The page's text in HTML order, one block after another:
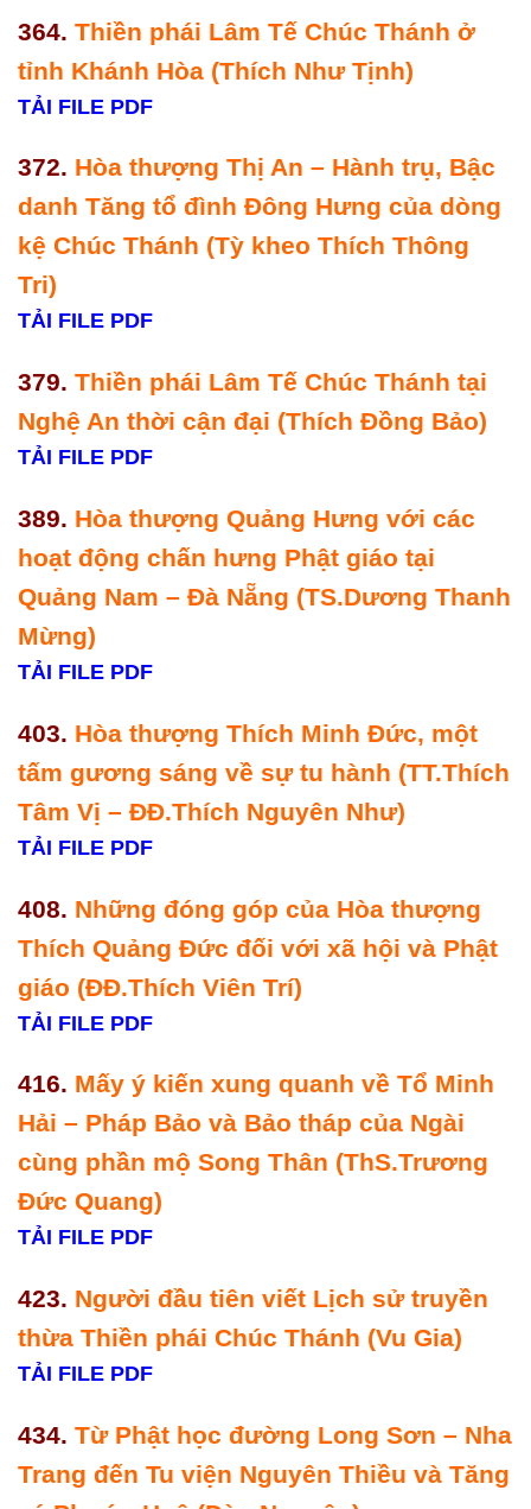
364. Thiền phái Lâm Tế Chúc Thánh ở
tỉnh Khánh Hòa (Thích Như Tịnh)
TẢI FILE PDF
372. Hòa thượng Thị An – Hành trụ, Bậc
danh Tăng tổ đình Đông Hưng của dòng
kệ Chúc Thánh (Tỳ kheo Thích Thông
Tri)
TẢI FILE PDF
379. Thiền phái Lâm Tế Chúc Thánh tại
Nghệ An thời cận đại (Thích Đồng Bảo)
TẢI FILE PDF
389. Hòa thượng Quảng Hưng với các
hoạt động chấn hưng Phật giáo tại
Quảng Nam – Đà Nẵng (TS.Dương Thanh
Mừng)
TẢI FILE PDF
403. Hòa thượng Thích Minh Đức, một
tấm gương sáng về sự tu hành (TT.Thích
Tâm Vị – ĐĐ.Thích Nguyên Như)
TẢI FILE PDF
408. Những đóng góp của Hòa thượng
Thích Quảng Đức đối với xã hội và Phật
giáo (ĐĐ.Thích Viên Trí)
TẢI FILE PDF
416. Mấy ý kiến xung quanh về Tổ Minh
Hải – Pháp Bảo và Bảo tháp của Ngài
cùng phần mộ Song Thân (ThS.Trương
Đức Quang)
TẢI FILE PDF
423. Người đầu tiên viết Lịch sử truyền
thừa Thiền phái Chúc Thánh (Vu Gia)
TẢI FILE PDF
434. Từ Phật học đường Long Sơn – Nha
Trang đến Tu viện Nguyên Thiều và Tăng